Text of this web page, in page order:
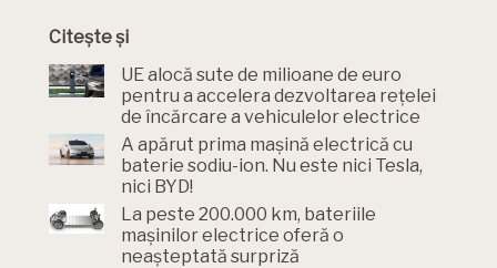
Citește și
UE alocă sute de milioane de euro
pentru a accelera dezvoltarea rețelei
de încărcare a vehiculelor electrice
A apărut prima mașină electrică cu
baterie sodiu-ion. Nu este nici Tesla,
nici BYD!
La peste 200.000 km, bateriile
mașinilor electrice oferă o
neașteptată surpriză